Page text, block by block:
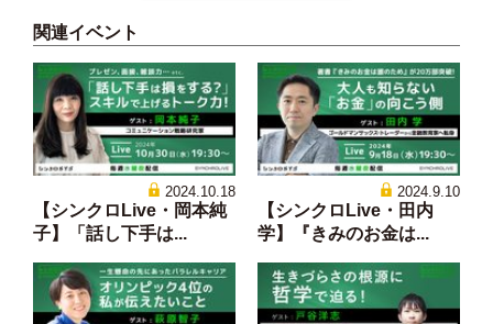
関連イベント
2024.10.18
【シンクロLive・岡本純
子】「話し下手は...
2024.9.10
【シンクロLive・田内
学】『きみのお金は...